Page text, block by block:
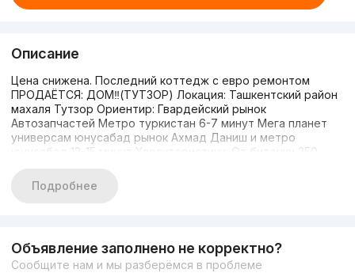
Описание
Цена снижена. Последний коттедж с евро ремонтом
ПРОДАЁТСЯ: ДОМ‼️(ТУТЗОР) Локация: Ташкентский район
махаля Тутзор Ориентир: Гвардейский рынок
Автозапчастей Метро туркистан 6-7 минут Мега планет
универсам юнусабад рынок Ахмад Даниш и метро
юнусабад 12-15 минут Характеристики: От битонки 250
Этажность: 3 Комнат: 5 Санузел: 3 Тип строения:
Кирпичный Летняя кухня, въезд для автомобиля Цена и
Подробнее
Объявление заполнено не корректно?
Сообщите нам и мы разберёмся в проблеме